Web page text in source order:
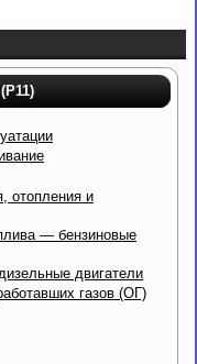
отопления и
— бензиновые
двигатели
газов (ОГ)